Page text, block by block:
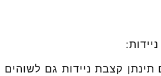
קצבת ניידות גם לשוהים